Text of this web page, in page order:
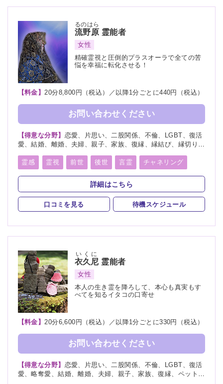
流野原
るのはら
霊能者
女性
精確霊視と圧倒的プラスオーラで全ての苦
悩を幸福に転化させる！
【料金】20分8,800円（税込）／以降1分ごとに440円（税込）
お問い合わせください
【得意な分野】 恋愛、片思い、二股関係、不倫、LGBT、復活
愛、結婚、離婚、夫婦、親子、家族、復縁、縁結び、縁切り、
介護、健康、金運、仕事、引越し、開運、教育、過去、浮気、
総合運、運勢、心霊相談、命名、改名
霊感 霊視 前世 後世 言霊 チャネリング
オーラリーディング 守護霊 縁結び 縁切り
祈願 祈祷 波動修正 チャクラ
スピリチュアルカウンセリング 霊符
詳細はこちら
口コミを見る 待機スケジュール
衣久尼
いくに
霊能者
女性
本人の生き霊を降ろして、本心も真実もす
べてを知るイタコの口寄せ
【料金】20分6,600円（税込）／以降1分ごとに330円（税込）
お問い合わせください
【得意な分野】 恋愛、片思い、二股関係、不倫、LGBT、復活
愛、略奪愛、結婚、離婚、夫婦、親子、家族、復縁、ペット、